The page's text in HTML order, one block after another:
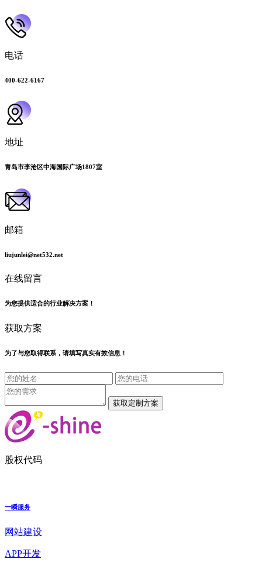
电话
400-622-6167
地址
青岛市李沧区中海国际广场1807室
邮箱
liujunlei@net532.net
在线留言
为您提供适合的行业解决方案！
获取方案
为了与您取得联系，请填写真实有效信息！
股权代码
一瞬服务
网站建设
APP开发